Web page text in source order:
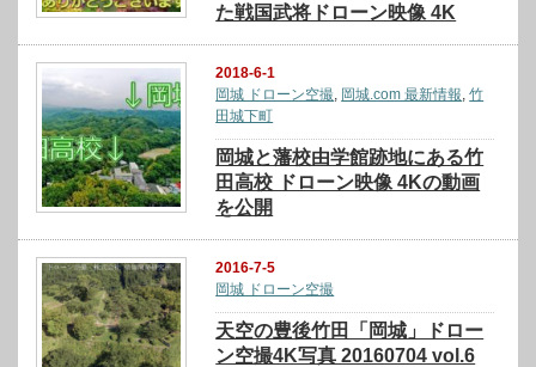
た戦国武将ドローン映像 4K
2018-6-1
岡城 ドローン空撮, 岡城.com 最新情報,竹
田城下町
岡城と藩校由学館跡地にある竹
田高校 ドローン映像 4Kの動画
を公開
2016-7-5
岡城 ドローン空撮
天空の豊後竹田「岡城」ドロー
ン空撮4K写真 20160704 vol.6